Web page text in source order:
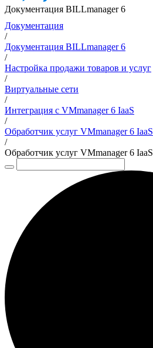
Документация BILLmanager 6
Документация
/
Документация BILLmanager 6
/
Настройка продажи товаров и услуг
/
Виртуальные сети
/
Интеграция с VMmanager 6 IaaS
/
Обработчик услуг VMmanager 6 IaaS
/
Обработчик услуг VMmanager 6 IaaS